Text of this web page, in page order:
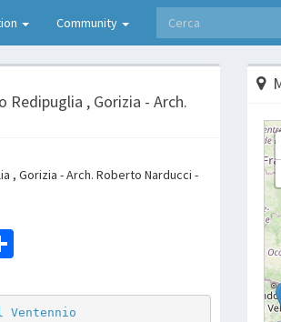
Community
Redipuglia , Gorizia - Arch.
, Gorizia - Arch. Roberto Narducci -